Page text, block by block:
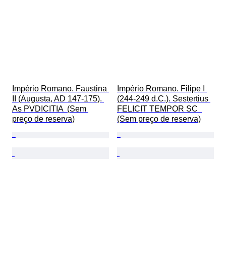
Império Romano. Faustina
II (Augusta, AD 147-175).
As PVDICITIA  (Sem
preço de reserva)
Império Romano. Filipe I
(244-249 d.C.). Sestertius
FELICIT TEMPOR SC
(Sem preço de reserva)